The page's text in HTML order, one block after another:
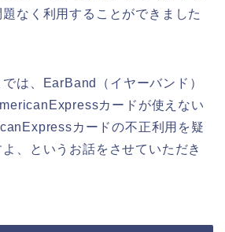
なく利用することができました
は、EarBand（イヤーバンド）
カードが使えない
カードの不正利用を疑
、というお話をさせていただき